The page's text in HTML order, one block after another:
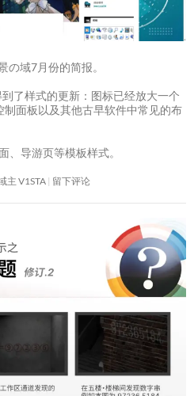
の域7月份的简报。
了样式的更新：图标已经放大一个
面板以及其他古早软件中常见的布
、导游页等模板样式。
主 V1STA 留下评论